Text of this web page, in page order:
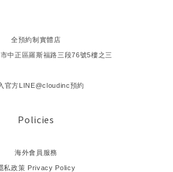
全預約制實體店
中正區羅斯福路三段76號5樓之三
官方LINE@cloudinc預約
Policies
海外會員服務
私政策 Privacy Policy